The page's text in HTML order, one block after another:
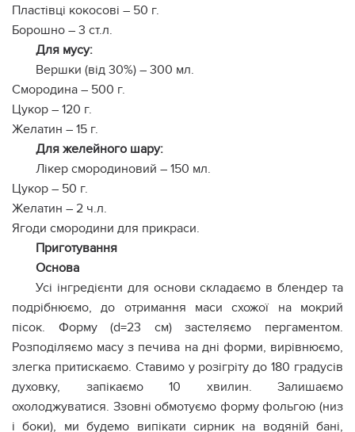
Пластівці кокосові – 50 г.
Борошно – 3 ст.л.
Для мусу:
Вершки (від 30%) – 300 мл.
Смородина – 500 г.
Цукор – 120 г.
Желатин – 15 г.
Для желейного шару:
Лікер смородиновий – 150 мл.
Цукор – 50 г.
Желатин – 2 ч.л.
Ягоди смородини для прикраси.
Приготування
Основа
Усі інгредієнти для основи складаємо в блендер та
подрібнюємо, до отримання маси схожої на мокрий
пісок. Форму (d=23 см) застеляємо пергаментом.
Розподіляємо масу з печива на дні форми, вирівнюємо,
злегка притискаємо. Ставимо у розігріту до 180 градусів
духовку, запікаємо 10 хвилин. Залишаємо
охолоджуватися. Ззовні обмотуємо форму фольгою (низ
і боки), ми будемо випікати сирник на водяній бані,